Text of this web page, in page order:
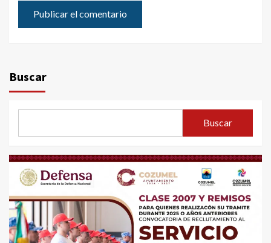
Buscar
Buscar